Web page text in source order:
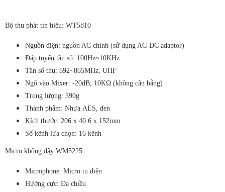
Bộ thu phát tín hiệu: WT5810
Nguồn điện: nguồn AC chính (sử dụng AC-DC adaptor)
Đáp tuyến tần số: 100Hz~10KHz
Tần số thu: 692~865MHz, UHF
Ngõ vào Mixer: -20dB, 10KΩ (không cân bằng)
Trọng lượng: 590g
Thành phẩm: Nhựa AES, đen
Kích thước: 206 x 40.6 x 152mm
Số kênh lựa chọn: 16 kênh
Micro không dây:WM5225
Microphone: Micro tụ điện
Hướng cực: Đa chiều